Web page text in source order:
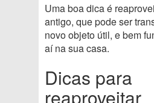
Uma boa dica é
antigo, que pode ser
novo objeto útil, e bem
aí na sua casa.
Dicas para
reaproveitar